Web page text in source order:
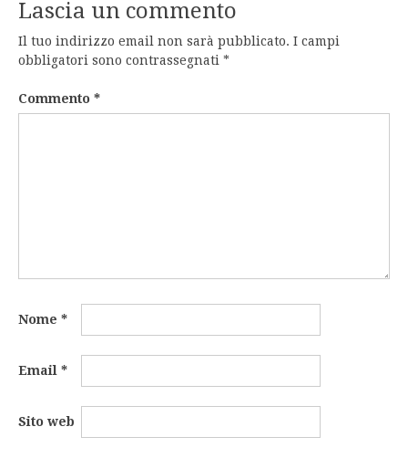
Lascia un commento
Il tuo indirizzo email non sarà pubblicato. I campi
obbligatori sono contrassegnati *
Commento *
Nome *
Email *
Sito web